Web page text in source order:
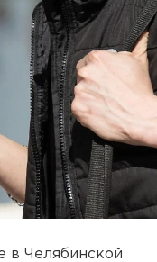
в Челябинской